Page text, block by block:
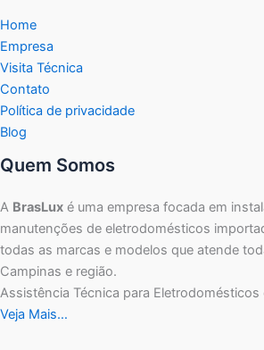
Home
Empresa
Visita Técnica
Contato
Política de privacidade
Blog
Quem Somos
A BrasLux é uma empresa focada em
manutenções de eletrodomésticos
todas as marcas e modelos que atende
Campinas e região.
Assistência Técnica para Eletrodomésticos
Veja Mais…